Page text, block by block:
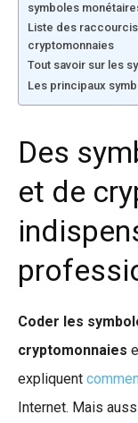
symboles
Liste des
cryptomonnaies
Tout savoir sur les
Les principaux
Des
et de
Coder les
cryptomonnaies
expliquent
Internet. Mais